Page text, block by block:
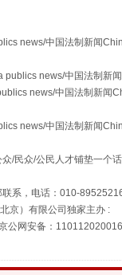
news/中国法制新闻
news/中国法制新
news/中国法制新闻
news/中国法制新闻
/民众/公民人才铺垫一个
系，电话：010-
京）有限公司独家主办 :
公网安备：